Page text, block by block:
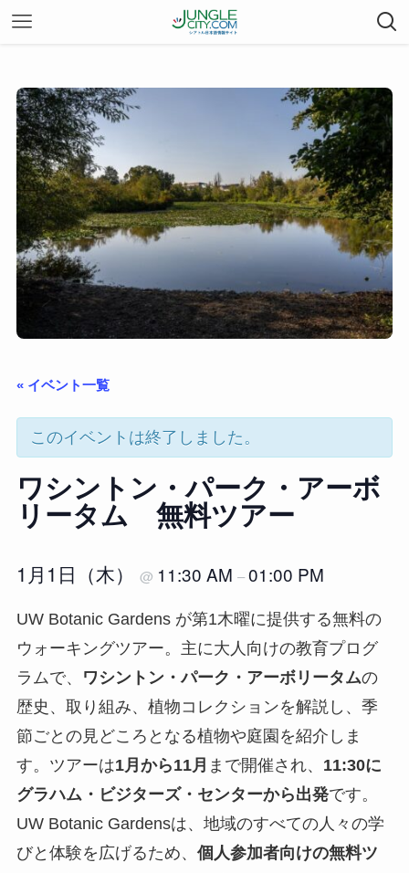
« イベント一覧
このイベントは終了しました。
ワシントン・パーク・アーボ
リータム 無料ツアー
1月1日（木） @ 11:30 AM –01:00 PM
UW Botanic Gardens が第1木曜に提供する無料の
ウォーキングツアー。主に大人向けの教育プログ
ラムで、
ワシントン・パーク・アーボリータムの
歴史、取り組み、植物コレクションを解説し、季
節ごとの見どころとなる植物や庭園を紹介しま
す。ツアーは1月から11月 まで開催され、 11:30に
グラハム・ビジターズ・センターから出発です。
UW Botanic Gardensは、地域のすべての人々の学
びと体験を広げるため、 個人参加者向けの無料ツ